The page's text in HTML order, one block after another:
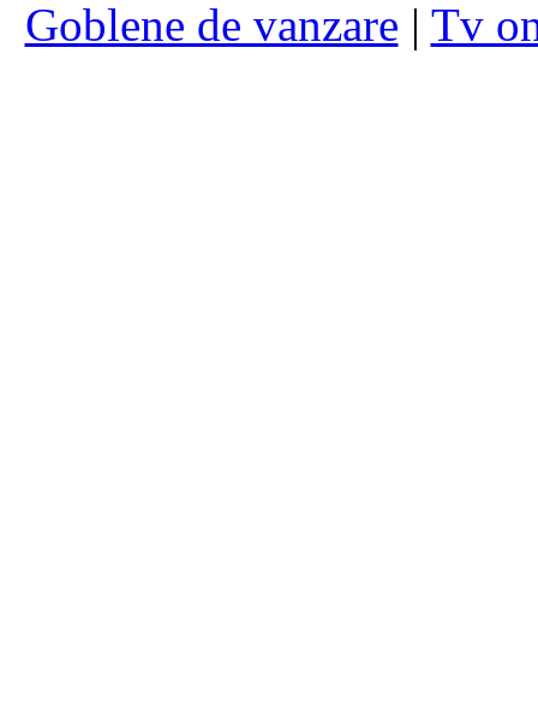
Goblene de vanzare | Tv